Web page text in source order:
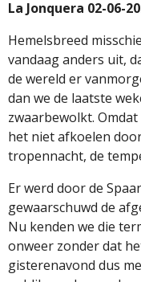
La Jonquera 02-06-
Hemelsbreed
vandaag anders uit,
de wereld er
dan we de laatste
zwaarbewolkt.
het niet afkoelen
tropennacht, de
Er werd door de
gewaarschuwd de
Nu kenden we die
onweer zonder dat
gisterenavond dus